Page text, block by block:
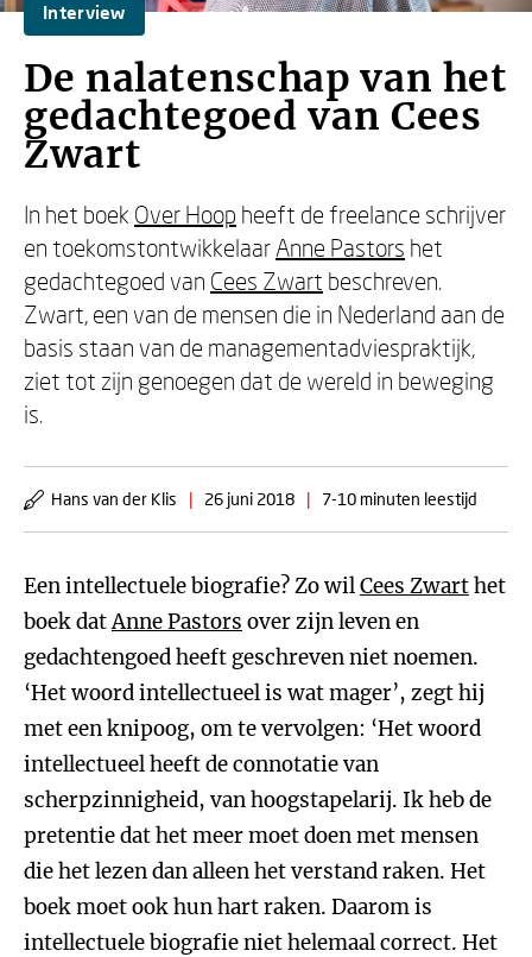
Interview
De nalatenschap van het
gedachtegoed van Cees
Zwart
In het boek Over Hoop heeft de freelance schrijver
en toekomstontwikkelaar Anne Pastors het
gedachtegoed van Cees Zwart beschreven.
Zwart, een van de mensen die in Nederland aan de
basis staan van de managementadviespraktijk,
ziet tot zijn genoegen dat de wereld in beweging
is.
Hans van der Klis | 26 juni 2018 | 7-10 minuten leestijd
Een intellectuele biografie? Zo wilCees Zwarthet
boek datAnne Pastors over zijn leven en
gedachtengoed heeft geschreven niet noemen.
‘Het woord intellectueel is wat mager’, zegt hij
met een knipoog, om te vervolgen: ‘Het woord
intellectueel heeft de connotatie van
scherpzinnigheid, van hoogstapelarij. Ik heb de
pretentie dat het meer moet doen met mensen
die het lezen dan alleen het verstand raken. Het
boek moet ook hun hart raken. Daarom is
intellectuele biografie niet helemaal correct. Het